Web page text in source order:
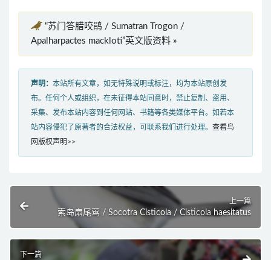
“苏门答腊咬鹃 / Sumatran Trogon /
Apalharpactes mackloti”英文版资料 »
声明： 本站所有文章，如无特殊说明或标注，均为本站原创发
布。任何个人或组织，在未征得本站同意时，禁止复制、盗用、
采集、发布本站内容到任何网站、书籍等各类媒体平台。如若本
站内容侵犯了原著者的合法权益，可联系我们进行处理。 查看鸟
网版权声明>>
上一篇
索岛扇尾莺 / Socotra Cisticola / Cisticola haesitatus
下一篇